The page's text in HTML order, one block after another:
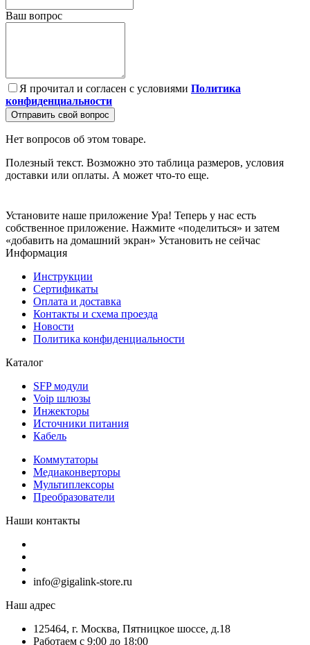
Ваш вопрос
Я прочитал и согласен с условиями Политика
конфиденциальности
Отправить свой вопрос
Нет вопросов об этом товаре.
Полезный текст. Возможно это таблица размеров, условия
доставки или оплаты. А может что-то еще.
Установите наше приложение Ура! Теперь у нас есть
собственное приложение. Нажмите «поделиться» и затем
«добавить на домашний экран» Установить не сейчас
Информация
Инструкции
Сертификаты
Оплата и доставка
Контакты и схема проезда
Новости
Политика конфиденциальности
Каталог
SFP модули
Voip шлюзы
Инжекторы
Источники питания
Кабель
Коммутаторы
Медиаконверторы
Мультиплексоры
Преобразователи
Наши контакты
info@gigalink-store.ru
Наш адрес
125464, г. Москва, Пятницкое шоссе, д.18
Работаем с 9:00 до 18:00